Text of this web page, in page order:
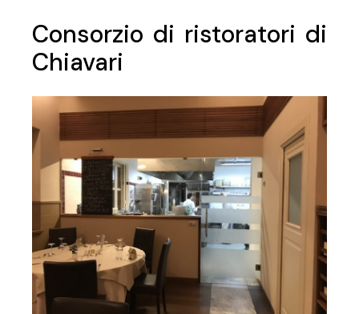
Consorzio di ristoratori di
Chiavari